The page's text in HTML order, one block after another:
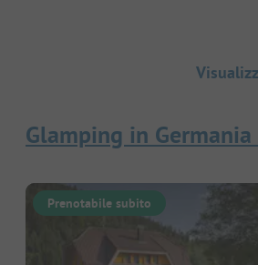
Glamping in Germania
Prenotabile subito